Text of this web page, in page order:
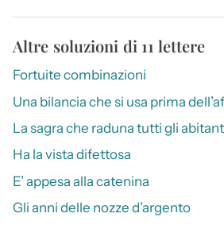
Altre soluzioni di 11 lettere
Fortuite combinazioni
Una bilancia che si usa prima
La sagra che raduna tutti gli
Ha la vista difettosa
E’ appesa alla catenina
Gli anni delle nozze d’argento